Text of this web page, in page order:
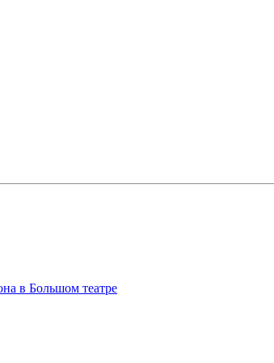
в Большом театре